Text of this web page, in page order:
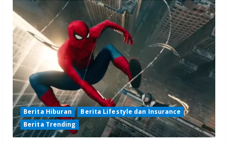
Berita Hiburan
Berita Lifestyle dan Insurance
Berita Trending